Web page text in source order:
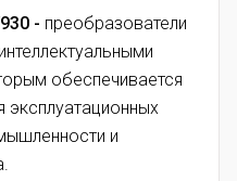
- преобразователи
обеспечивается
и